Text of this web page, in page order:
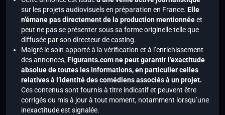
sur les projets audiovisuels en préparation en France. Elle
n’émane pas directement de la production mentionnéeet
peut ne pas se présenter sous sa forme originelle telle que
diffusée par son directeur de casting.
Malgré le soin apporté à la vérification et à l’enrichissement
des annonces,Figurants.com ne peut garantir l’exactitude
absolue de toutes les informations, en particulier celles
relatives à l’identité des comédiens associés à un projet.
Ces contenus sont fournis à titre indicatif et peuvent être
corrigés ou mis à jour à tout moment, notamment lorsqu’une
inexactitude est signalée.